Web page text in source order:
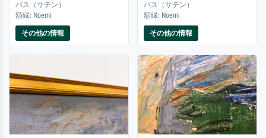
バス（サテン）
額縁: Noemi
その他の情報
バス（サテン）
額縁: Noemi
その他の情報